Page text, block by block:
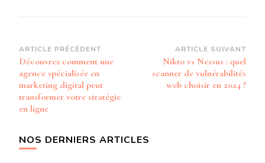
Navigation
d’article
ARTICLE PRÉCÉDENT
Découvrez comment une
agence spécialisée en
marketing digital peut
transformer votre stratégie
en ligne
ARTICLE SUIVANT
Nikto vs Nessus : quel
scanner de vulnérabilités
web choisir en 2024 ?
NOS DERNIERS ARTICLES